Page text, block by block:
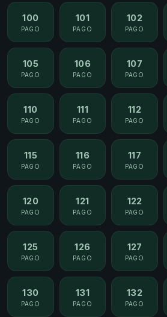
100
PAGO
101
PAGO
102
PAGO
105
PAGO
106
PAGO
107
PAGO
110
PAGO
111
PAGO
112
PAGO
115
PAGO
116
PAGO
117
PAGO
120
PAGO
121
PAGO
122
PAGO
125
PAGO
126
PAGO
127
PAGO
130
PAGO
131
PAGO
132
PAGO